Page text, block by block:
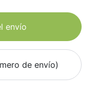
envío
de envío)